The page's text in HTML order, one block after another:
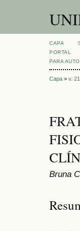
CAPA
PORTAL
PARA
Capa > v.
Bruna